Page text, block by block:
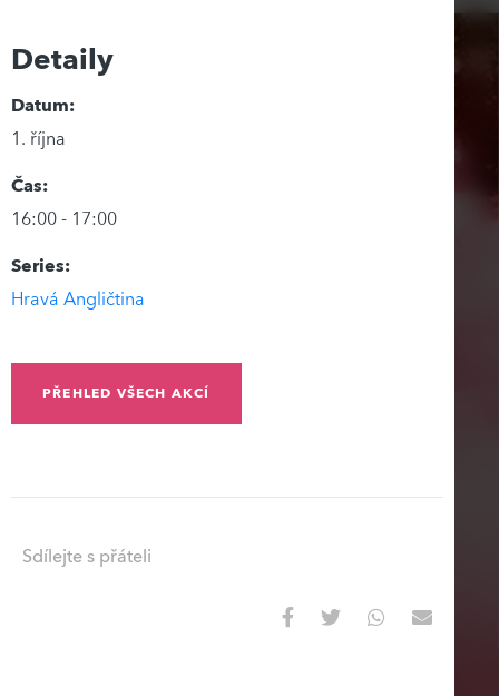
Detaily
Datum:
1. října
Čas:
16:00 - 17:00
Series:
Hravá Angličtina
PŘEHLED VŠECH AKCÍ
Sdílejte s přáteli